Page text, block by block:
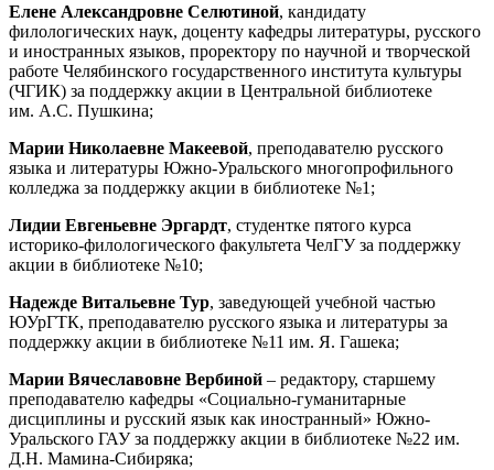
Елене Александровне Селютиной, кандидату
филологических наук, доценту кафедры литературы, русского
и иностранных языков, проректору по научной и творческой
работе Челябинского государственного института культуры
(ЧГИК) за поддержку акции в Центральной библиотеке
им. А.С. Пушкина;
Марии Николаевне Макеевой, преподавателю русского
языка и литературы Южно-Уральского многопрофильного
колледжа за поддержку акции в библиотеке №1;
Лидии Евгеньевне Эргардт, студентке пятого курса
историко-филологического факультета ЧелГУ за поддержку
акции в библиотеке №10;
Надежде Витальевне Тур, заведующей учебной частью
ЮУрГТК, преподавателю русского языка и литературы за
поддержку акции в библиотеке №11 им. Я. Гашека;
Марии Вячеславовне Вербиной – редактору, старшему
преподавателю кафедры «Социально-гуманитарные
дисциплины и русский язык как иностранный» Южно-
Уральского ГАУ за поддержку акции в библиотеке №22 им.
Д.Н. Мамина-Сибиряка;